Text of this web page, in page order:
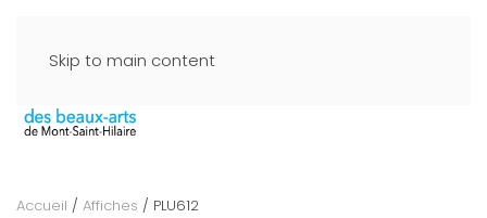
Skip to main content
Accueil / Affiches / PLU612